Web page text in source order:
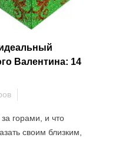
Валентина: 14
горами, и что
своим близким,